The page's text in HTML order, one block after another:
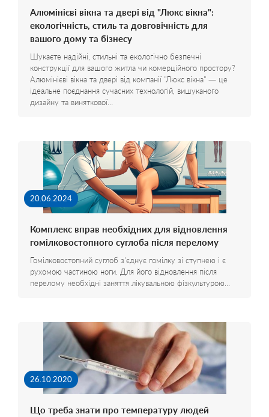
Алюмінієві вікна та двері від "Люкс вікна":
екологічність, стиль та довговічність для
вашого дому та бізнесу
Шукаєте надійні, стильні та екологічно безпечні
конструкції для вашого житла чи комерційного простору?
Алюмінієві вікна та двері від компанії "Люкс вікна" — це
ідеальне поєднання сучасних технологій, вишуканого
дизайну та виняткової…
20.06.2024
Комплекс вправ необхідних для відновлення
гомілковостопного суглоба після перелому
Гомілковостопний суглоб з'єднує гомілку зі ступнею і є
рухомою частиною ноги. Для його відновлення після
перелому необхідні заняття лікувальною фізкультурою…
26.10.2020
Що треба знати про температуру людей